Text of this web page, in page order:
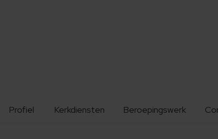
Profiel Kerkdiensten Beroepingswerk